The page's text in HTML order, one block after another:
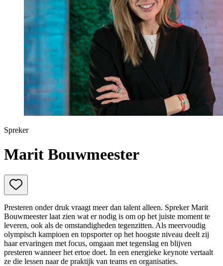
Prinsjesdag
Samenwerken
Sport
Technologie & Innovatie
Toekomst van werk
Trendwatchers
WK & EK Voetbal
Zorg
Spreker
Marit Bouwmeester
Presteren onder druk vraagt meer dan talent alleen. Spreker Marit
Bouwmeester laat zien wat er nodig is om op het juiste moment te
leveren, ook als de omstandigheden tegenzitten. Als meervoudig
olympisch kampioen en topsporter op het hoogste niveau deelt zij
haar ervaringen met focus, omgaan met tegenslag en blijven
presteren wanneer het ertoe doet. In een energieke keynote vertaalt
ze die lessen naar de praktijk van teams en organisaties.